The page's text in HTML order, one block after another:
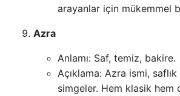
arayanlar için mükemmel
Azra
Anlamı: Saf, temiz, bakire.
Açıklama: Azra ismi,
simgeler. Hem klasik hem